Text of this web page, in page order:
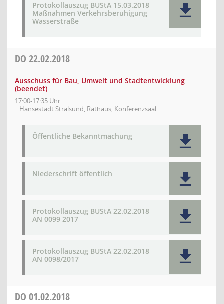
Protokollauszug BUStA 15.03.2018
Maßnahmen Verkehrsberuhigung
Wasserstraße
DO 22.02.2018
Ausschuss für Bau, Umwelt und Stadtentwicklung
(beendet)
17:00-17:35 Uhr
Hansestadt Stralsund, Rathaus, Konferenzsaal
Öffentliche Bekanntmachung
Niederschrift öffentlich
Protokollauszug BUStA 22.02.2018
AN 0099 2017
Protokollauszug BUStA 22.02.2018
AN 0098/2017
DO 01.02.2018